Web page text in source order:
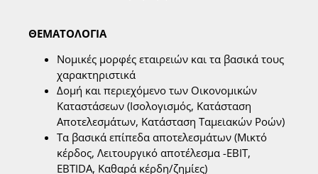
ΘΕΜΑΤΟΛΟΓΙΑ
Νομικές μορφές εταιρειών και τα βασικά τους
χαρακτηριστικά
Δομή και περιεχόμενο των Οικονομικών
Καταστάσεων (Ισολογισμός, Κατάσταση
Αποτελεσμάτων, Κατάσταση Ταμειακών Ροών)
Τα βασικά επίπεδα αποτελεσμάτων (Μικτό
κέρδος, Λειτουργικό αποτέλεσμα -EBIT,
EBTIDA, Καθαρά κέρδη/ζημίες)